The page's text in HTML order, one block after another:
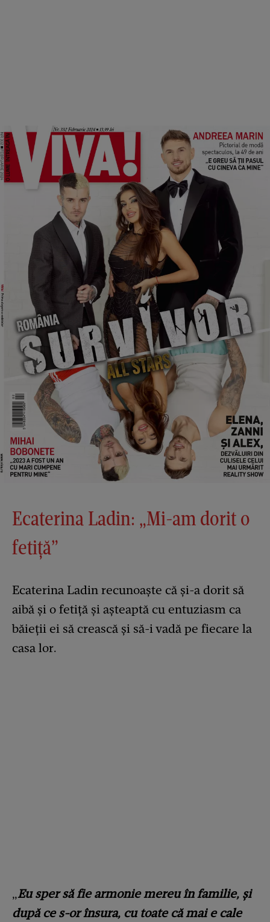
Ecaterina Ladin: „Mi-am dorit o
fetiță”
Ecaterina Ladin recunoaște că și-a dorit să
aibă și o fetiță și așteaptă cu entuziasm ca
băieții ei să crească și să-i vadă pe fiecare la
casa lor.
„Eu sper să fie armonie mereu în familie, și
după ce s-or însura, cu toate că mai e cale